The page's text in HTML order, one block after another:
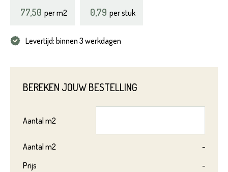
77,50 perm2 0,79 per stuk
Levertijd: binnen 3 werkdagen
BEREKEN JOUW BESTELLING
Aantal m2
Aantal m2
-
Prijs
-
Product*